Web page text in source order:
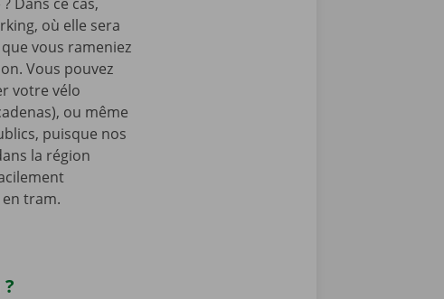
où elle sera
vous rameniez
Vous pouvez
votre vélo
ou même
puisque nos
la région
tram.